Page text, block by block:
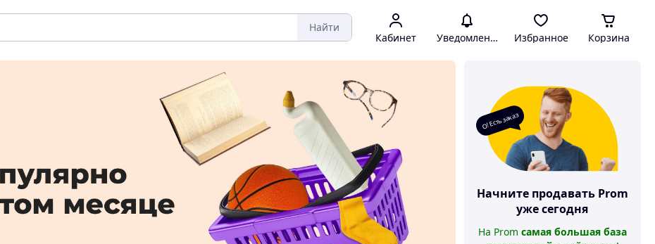
Найти
Кабинет Уведомления Избранное Корзина
О! Есть заказ
Начните продавать Prom
уже сегодня
На Prom самая большая база